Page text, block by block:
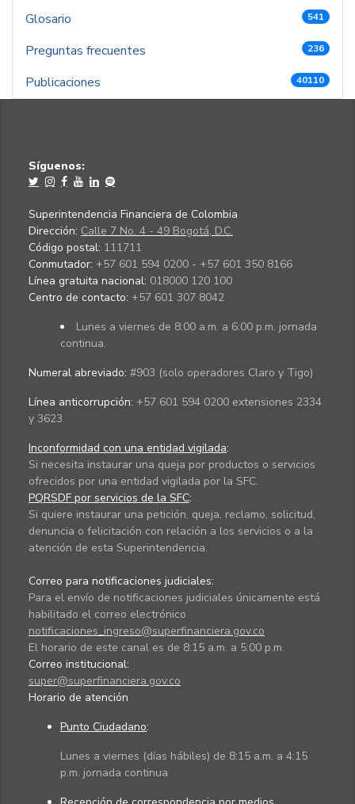
Glosario 541
Preguntas frecuentes 236
Publicaciones 40110
Síguenos:
Superintendencia Financiera de Colombia
Dirección: Calle 7 No. 4 - 49 Bogotá, D.C.
Código postal: 111711
Conmutador: +57 601 594 0200 - +57 601 350 8166
Línea gratuita nacional: 018000 120 100
Centro de contacto: +57 601 307 8042
Lunes a viernes de 8:00 a.m. a 6:00 p.m. jornada
continua.
Numeral abreviado: #903 (solo operadores Claro y Tigo)
Línea anticorrupción: +57 601 594 0200 extensiones 2334
y 3623
Inconformidad con una entidad vigilada:
Si necesita instaurar una queja por productos o servicios
ofrecidos por una entidad vigilada por la SFC.
PQRSDF por servicios de la SFC:
Si quiere instaurar una petición, queja, reclamo, solicitud,
denuncia o felicitación con relación a los servicios o a la
atención de esta Superintendencia.
Correo para notificaciones judiciales:
Para el envío de notificaciones judiciales únicamente está
habilitado el correo electrónico
notificaciones_ingreso@superfinanciera.gov.co
El horario de este canal es de 8:15 a.m. a 5:00 p.m.
Correo institucional:
super@superfinanciera.gov.co
Horario de atención
Punto Ciudadano:
Lunes a viernes (días hábiles) de 8:15 a.m. a 4:15
p.m. jornada continua